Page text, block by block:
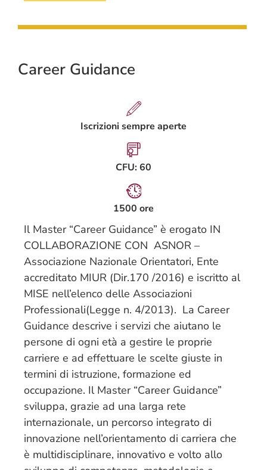
Career Guidance
Iscrizioni sempre aperte
CFU: 60
1500 ore
Il Master “Career Guidance” è erogato IN
COLLABORAZIONE CON ASNOR –
Associazione Nazionale Orientatori, Ente
accreditato MIUR (Dir.170 /2016) e iscritto al
MISE nell’elenco delle Associazioni
Professionali(Legge n. 4/2013). La Career
Guidance descrive i servizi che aiutano le
persone di ogni età a gestire le proprie
carriere e ad effettuare le scelte giuste in
termini di istruzione, formazione ed
occupazione. Il Master “Career Guidance”
sviluppa, grazie ad una larga rete
internazionale, un percorso integrato di
innovazione nell’orientamento di carriera che
è multidisciplinare, innovativo e volto allo